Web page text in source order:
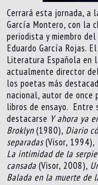
Cerrará esta jornada, a
García Montero, con la
periodista y miembro
Eduardo García Rojas.
Literatura Española en
actualmente director
los poetas más
nacional, autor de once
libros de ensayo. Entre
destacarse Y ahora ya
Broklyn(1980), Diario
separadas(Visor, 1994),
La intimidad de la
cansada (Visor, 2008),
Balada en la muerte de